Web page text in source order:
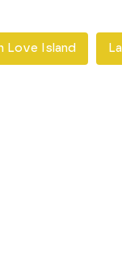
Love Island